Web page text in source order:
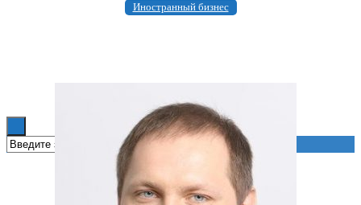
Иностранный бизнес